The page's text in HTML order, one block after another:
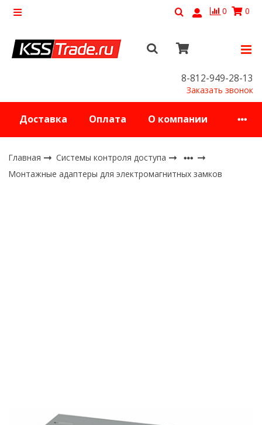
0 0
8-812-949-28-13
Заказать звонок
Доставка Оплата О компании
Главная
Системы контроля доступа
Монтажные адаптеры для электромагнитных замков